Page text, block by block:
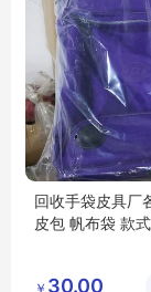
回收手袋皮具厂
皮包 帆布袋 款
￥ 30.00